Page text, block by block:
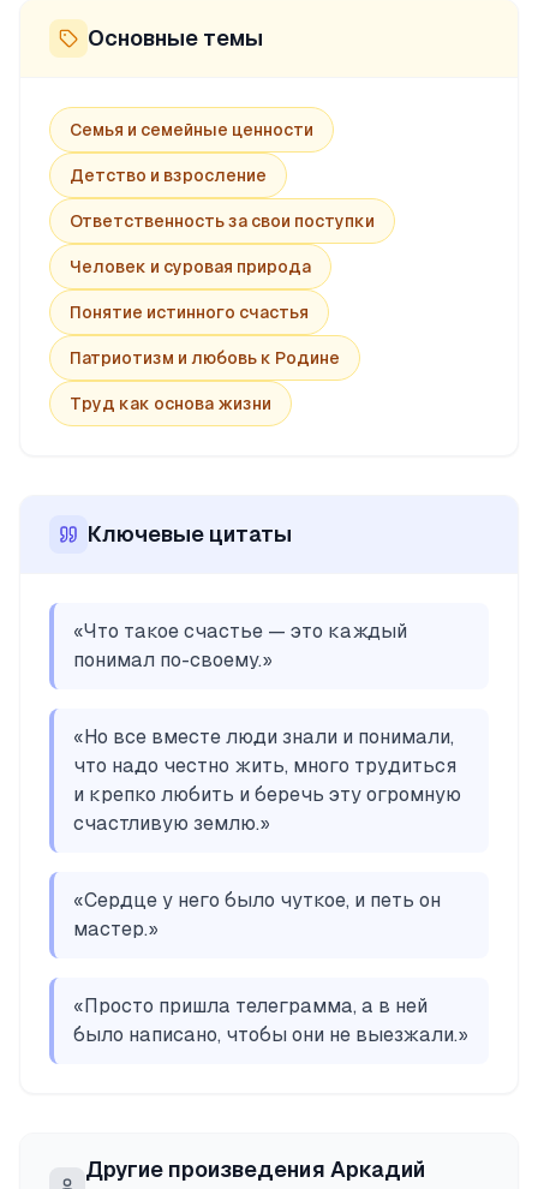
Основные темы
Семья и семейные ценности
Детство и взросление
Ответственность за свои поступки
Человек и суровая природа
Понятие истинного счастья
Патриотизм и любовь к Родине
Труд как основа жизни
Ключевые цитаты
«Что такое счастье — это каждый
понимал по-своему.»
«Но все вместе люди знали и понимали,
что надо честно жить, много трудиться
и крепко любить и беречь эту огромную
счастливую землю.»
«Сердце у него было чуткое, и петь он
мастер.»
«Просто пришла телеграмма, а в ней
было написано, чтобы они не выезжали.»
Другие произведения Аркадий